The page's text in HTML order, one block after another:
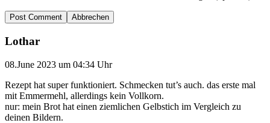
Abbrechen
Lothar
08.June 2023 um 04:34 Uhr
Rezept hat super funktioniert. Schmecken tut’s auch. das erste mal
mit Emmermehl, allerdings kein Vollkorn.
nur: mein Brot hat einen ziemlichen Gelbstich im Vergleich zu
deinen Bildern.